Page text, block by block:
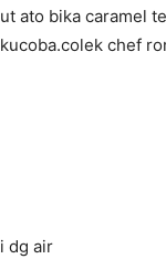
ato bika caramel
chef
dg air